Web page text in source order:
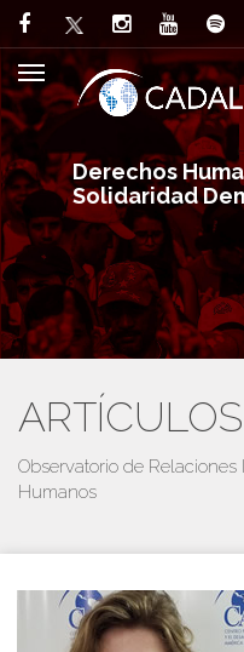
Derechos
Solidaridad
ARTÍCULOS
Observatorio de
Humanos